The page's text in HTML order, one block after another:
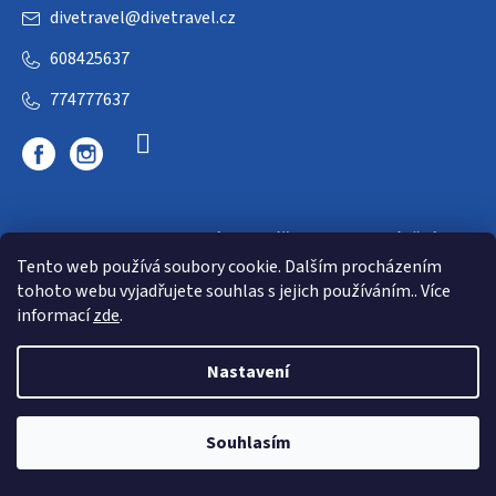
Tento web používá soubory cookie. Dalším procházením
tohoto webu vyjadřujete souhlas s jejich používáním.. Více
informacízde.
Nastavení
Souhlasím
divetravel@divetravel.cz
608425637
774777637
DIVETRAVEL - cestovní kancelář - cesty za potápěním
Shoptet |mime digital
Copyright 2026E-dive. Všechna práva vyhrazena.